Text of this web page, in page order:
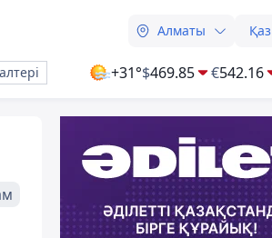
Алматы Қаз
+31°$469.85 €542.16